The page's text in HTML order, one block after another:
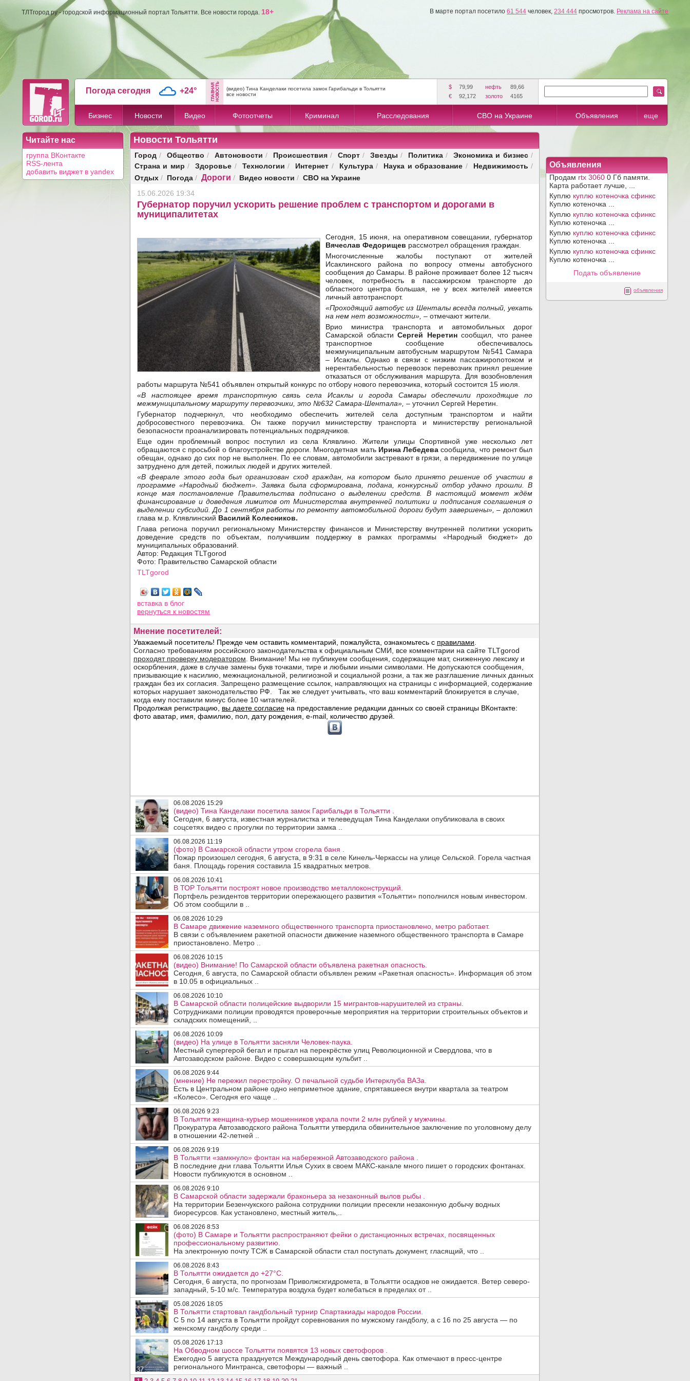
ТЛТгород.ру - городской информационный портал Тольятти. Все новости города. 18+ В марте портал посетило 61 544 человек, 234 444 просмотров. Реклама на сайте
Погода сегодня +24°
(видео) Тина Канделаки посетила замок Гарибальди в Тольятти
все новости
$ 79,99 нефть
89,66
€
92,172 золото 4165
Бизнес Новости Видео Фотоотчеты Криминал Расследования СВО на Украине Объявления еще
Читайте нас
группа ВКонтакте
RSS-лента
добавить виджет в yandex
Новости Тольятти
Город / Общество / Автоновости / Происшествия / Спорт / Звезды / Политика / Экономика и бизнес/
Страна и мир / Здоровье / Технологии / Интернет / Культура/ Наука и образование / Недвижимость /
Отдых / Погода / Дороги / Видео новости / СВО на Украине
15.06.2026 19:34
Губернатор поручил ускорить решение проблем с транспортом и дорогами в
муниципалитетах
Сегодня, 15 июня, на оперативном совещании, губернатор
Вячеслав Федорищев рассмотрел обращения граждан.
Многочисленные жалобы поступают от жителей
Исаклинского района по вопросу отмены автобусного
сообщения до Самары. В районе проживает более 12 тысяч
человек, потребность в пассажирском транспорте до
областного центра большая, не у всех жителей имеется
личный автотранспорт.
«Проходящий автобус из Шенталы всегда полный, уехать
на нем нет возможности», – отмечают жители.
Врио министра транспорта и автомобильных дорог
Самарской области Сергей Неретин сообщил, что ранее
транспортное сообщение обеспечивалось
межмуниципальным автобусным маршрутом №541 Самара
– Исаклы. Однако в связи с низким пассажиропотоком и
нерентабельностью перевозок перевозчик принял решение
отказаться от обслуживания маршрута. Для возобновления
работы маршрута №541 объявлен открытый конкурс по отбору нового перевозчика, который состоится 15 июля.
«В настоящее время транспортную связь села Исаклы и города Самары обеспечили проходящие по
межмуниципальному маршруту перевозчики, это №632 Самара-Шентала», – уточнил Сергей Неретин.
Губернатор подчеркнул, что необходимо обеспечить жителей села доступным транспортом и найти
добросовестного перевозчика. Он также поручил министерству транспорта и министерству региональной
безопасности проанализировать потенциальных подрядчиков.
Еще один проблемный вопрос поступил из села Клявлино. Жители улицы Спортивной уже несколько лет
обращаются с просьбой о благоустройстве дороги. Многодетная мать Ирина Лебедева сообщила, что ремонт был
обещан, однако до сих пор не выполнен. По ее словам, автомобили застревают в грязи, а передвижение по улице
затруднено для детей, пожилых людей и других жителей.
«В феврале этого года был организован сход граждан, на котором было принято решение об участии в
программе «Народный бюджет». Заявка была сформирована, подана, конкурсный отбор удачно прошли. В
конце мая постановление Правительства подписано о выделении средств. В настоящий момент ждём
финансирование и доведения лимитов от Министерства внутренней политики и подписания соглашения о
выделении субсидий. До 1 сентября работы по ремонту автомобильной дороги будут завершены», – доложил
глава м.р. Клявлинский Василий Колесников.
Глава региона поручил региональному Министерству финансов и Министерству внутренней политики ускорить
доведение средств по объектам, получившим поддержку в рамках программы «Народный бюджет» до
муниципальных образований.
Автор: Редакция TLTgorod
Фото: Правительство Самарской области
TLTgorod
вставка в блог
вернуться к новостям
Мнение посетителей:
06.08.2026 15:29
(видео) Тина Канделаки посетила замок Гарибальди в Тольятти .
Сегодня, 6 августа, известная журналистка и телеведущая Тина Канделаки опубликовала в своих
соцсетях видео с прогулки по территории замка ..
06.08.2026 11:19
(фото) В Самарской области утром сгорела баня .
Пожар произошел сегодня, 6 августа, в 9:31 в селе Кинель-Черкассы на улице Сельской. Горела частная
баня. Площадь горения составила 15 квадратных метров.
06.08.2026 10:41
В ТОР Тольятти построят новое производство металлоконструкций.
Портфель резидентов территории опережающего развития «Тольятти» пополнился новым инвестором.
Об этом сообщили в ..
06.08.2026 10:29
В Самаре движение наземного общественного транспорта приостановлено, метро работает.
В связи с объявлением ракетной опасности движение наземного общественного транспорта в Самаре
приостановлено. Метро ..
06.08.2026 10:15
(видео) Внимание! По Самарской области объявлена ракетная опасность.
Сегодня, 6 августа, по Самарской области объявлен режим «Ракетная опасность». Информация об этом
в 10.05 в официальных ..
06.08.2026 10:10
В Самарской области полицейские выдворили 15 мигрантов-нарушителей из страны.
Сотрудниками полиции проводятся проверочные мероприятия на территории строительных объектов и
складских помещений, ..
06.08.2026 10:09
(видео) На улице в Тольятти засняли Человек-паука.
Местный супергерой бегал и прыгал на перекрёстке улиц Революционной и Свердлова, что в
Автозаводском районе. Видео с совершающим кульбит ..
06.08.2026 9:44
(мнение) Не пережил перестройку. О печальной судьбе Интерклуба ВАЗа.
Есть в Центральном районе одно неприметное здание, спрятавшееся внутри квартала за театром
«Колесо». Сегодня его чаще ..
06.08.2026 9:23
В Тольятти женщина-курьер мошенников украла почти 2 млн рублей у мужчины.
Прокуратура Автозаводского района Тольятти утвердила обвинительное заключение по уголовному делу
в отношении 42-летней ..
06.08.2026 9:19
В Тольятти «замкнуло» фонтан на набережной Автозаводского района .
В последние дни глава Тольятти Илья Сухих в своем МАКС-канале много пишет о городских фонтанах.
Новости публикуются в основном ..
06.08.2026 9:10
В Самарской области задержали браконьера за незаконный вылов рыбы .
На территории Безенчукского района сотрудники полиции пресекли незаконную добычу водных
биоресурсов. Как установлено, местный житель,..
06.08.2026 8:53
(фото) В Самаре и Тольятти распространяют фейки о дистанционных встречах, посвященных
профессиональному развитию.
На электронную почту ТСЖ в Самарской области стал поступать документ, гласящий, что ..
06.08.2026 8:43
В Тольятти ожидается до +27°C.
Сегодня, 6 августа, по прогнозам Приволжскгидромета, в Тольятти осадков не ожидается. Ветер северо-
западный, 5-10 м/с. Температура воздуха будет колебаться в пределах от ..
05.08.2026 18:05
В Тольятти стартовал гандбольный турнир Спартакиады народов России.
С 5 по 14 августа в Тольятти пройдут соревнования по мужскому гандболу, а с 16 по 25 августа — по
женскому гандболу среди ..
05.08.2026 17:13
На Обводном шоссе Тольятти появятся 13 новых светофоров .
Ежегодно 5 августа празднуется Международный день светофора. Как отмечают в пресс-центре
регионального Минтранса, светофоры — важный ..
Объявления
Продам rtx 3060 0 Гб памяти.
Карта работает лучше, ...
Куплю куплю котеночка сфинкс
Куплю котеночка ...
Куплю куплю котеночка сфинкс
Куплю котеночка ...
Куплю куплю котеночка сфинкс
Куплю котеночка ...
Куплю куплю котеночка сфинкс
Куплю котеночка ...
Подать объявление
объявления